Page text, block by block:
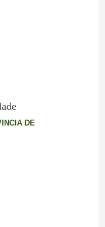
DE